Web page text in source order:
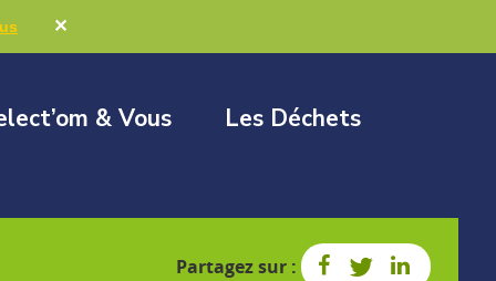
✕
& Vous Les Déchets
Partagez sur :